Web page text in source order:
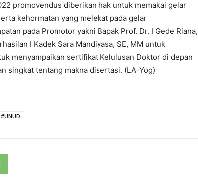
promovendus diberikan hak untuk memakai gelar
kehormatan yang melekat pada gelar
pada Promotor yakni Bapak Prof. Dr. I Gede Riana,
I Kadek Sara Mandiyasa, SE, MM untuk
menyampaikan sertifikat Kelulusan Doktor di depan
singkat tentang makna disertasi. (LA-Yog)
#UNUD